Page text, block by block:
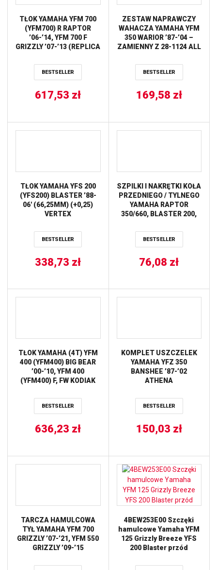
TŁOK YAMAHA YFM 700
(YFM700) R RAPTOR
’06-’14, YFM 700 F
GRIZZLY ’07-’13 (REPLICA
BESTSELLER
617,53 zł
ZESTAW NAPRAWCZY
WAHACZA YAMAHA YFM
350 WARIOR ’87-’04 –
ZAMIENNY Z 28-1124 ALL
BESTSELLER
169,58 zł
TŁOK YAMAHA YFS 200
(YFS200) BLASTER ’88-
06′ (66,25MM) (+0,25)
VERTEX
BESTSELLER
338,73 zł
SZPILKI I NAKRĘTKI KOŁA
PRZEDNIEGO / TYLNEGO
YAMAHA RAPTOR
350/660, BLASTER 200,
BESTSELLER
76,08 zł
TŁOK YAMAHA (4T) YFM
400 (YFM400) BIG BEAR
’00-’10, YFM 400
(YFM400) F, FW KODIAK
(82,93MM=NOMINAŁ)
WOSSNER
BESTSELLER
636,23 zł
KOMPLET USZCZELEK
YAMAHA YFZ 350
BANSHEE ’87-’02
ATHENA
BESTSELLER
150,03 zł
TARCZA HAMULCOWA
TYŁ YAMAHA YFM 700
GRIZZLY ’07-’21, YFM 550
GRIZZLY ’09-’15
(4X10,5MM) NG
4BEW253E00 Szczęki
hamulcowe Yamaha YFM
125 Grizzly Breeze YFS
200 Blaster przód